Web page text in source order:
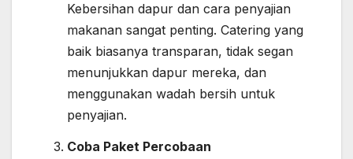
Kebersihan dapur dan cara penyajian
makanan sangat penting. Catering yang
baik biasanya transparan, tidak segan
menunjukkan dapur mereka, dan
menggunakan wadah bersih untuk
penyajian.
Coba Paket Percobaan